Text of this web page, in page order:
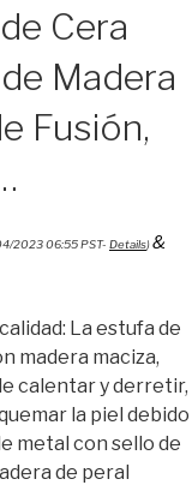
Cera
Madera
Fusión,
2023 06:55 PST- Details)&
La estufa de
madera maciza,
calentar y derretir,
la piel debido
metal con sello de
de peral